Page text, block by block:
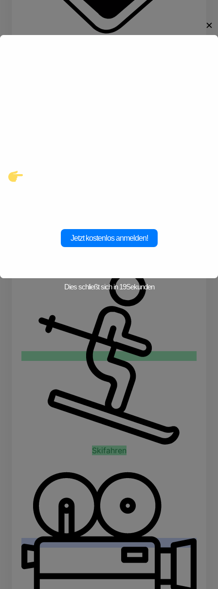
Skifahren
✕
Jetzt kostenlos anmelden!
Dies schließt sich in19Sekunden